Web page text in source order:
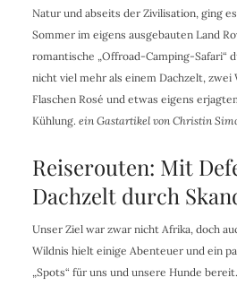
Natur und abseits der Zivilisation, ging
Sommer im eigens ausgebauten Land
romantische „Offroad-Camping-Safari“
nicht viel mehr als einem Dachzelt, zwei
Flaschen Rosé und etwas eigens
Kühlung. ein Gastartikel von Christin
Reiserouten: Mit
Dachzelt durch
Unser Ziel war zwar nicht Afrika, doch
Wildnis hielt einige Abenteuer und ein
„Spots“ für uns und unsere Hunde